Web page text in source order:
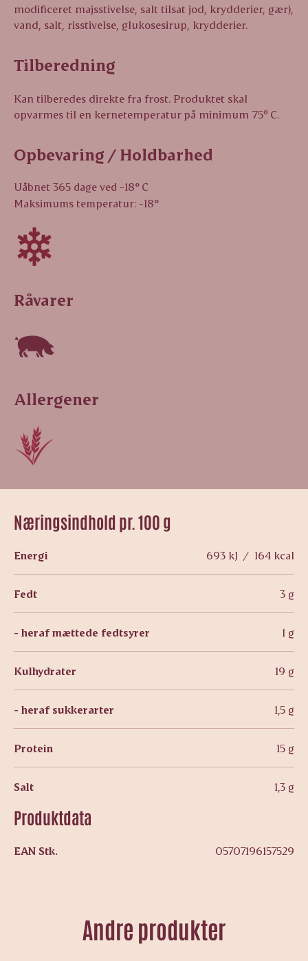
Næringsindhold pr. 100 g
Energi 693 kJ / 164 kcal
Fedt 3 g
- heraf mættede fedtsyrer 1 g
Kulhydrater 19 g
- heraf sukkerarter 1,5 g
Protein 15 g
Salt 1,3 g
Produktdata
EAN Stk. 05707196157529
modificeret majsstivelse, salt tilsat jod, krydderier, gær),
vand, salt, risstivelse, glukosesirup, krydderier.
Tilberedning
Kan tilberedes direkte fra frost. Produktet skal
opvarmes til en kernetemperatur på minimum 75º C.
Opbevaring / Holdbarhed
Uåbnet 365 dage ved -18° C
Maksimums temperatur: -18°
Råvarer
Allergener
Andre produkter